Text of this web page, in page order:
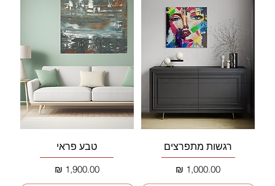
רגשות מתפרצים
מחיר
טבע פראי
מחיר‏1,900.00 ‏₪